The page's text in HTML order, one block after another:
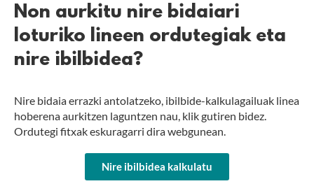
Non aurkitu nire bidaiari
loturiko lineen ordutegiak eta
nire ibilbidea?
Nire bidaia errazki antolatzeko, ibilbide-kalkulagailuak linea
hoberena aurkitzen laguntzen nau, klik gutiren bidez.
Ordutegi fitxak eskuragarri dira webgunean.
Nire ibilbidea kalkulatu